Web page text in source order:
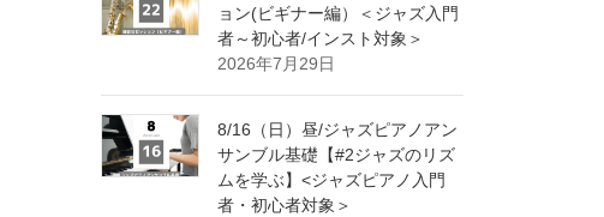
ョン(ビギナー編）＜ジャズ入門
者～初心者/インスト対象＞
2026年7月29日
8/16（日）昼/ジャズピアノアン
サンブル基礎【#2ジャズのリズ
ムを学ぶ】<ジャズピアノ入門
者・初心者対象＞